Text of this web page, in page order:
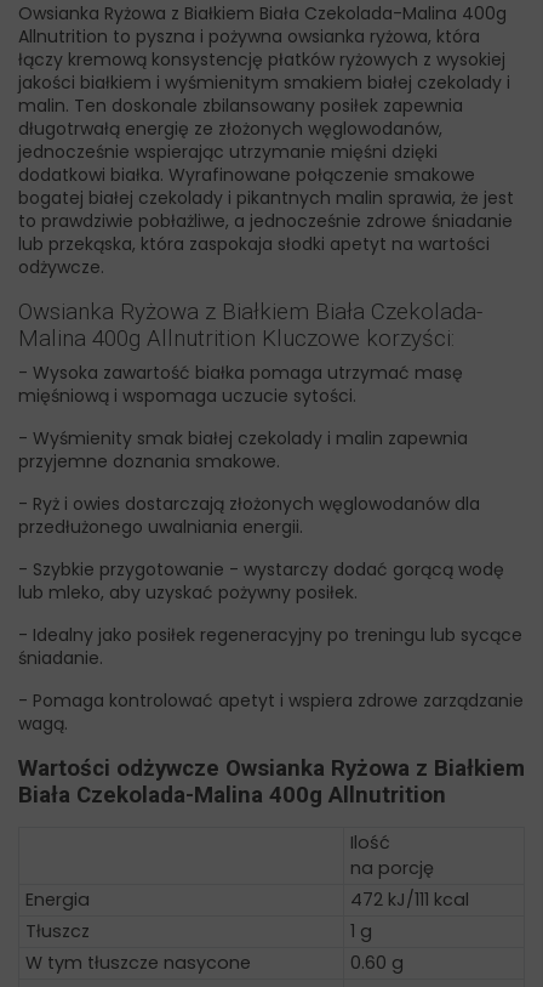
Owsianka Ryżowa z Białkiem Biała Czekolada-Malina 400g
Allnutrition to pyszna i pożywna owsianka ryżowa, która
łączy kremową konsystencję płatków ryżowych z wysokiej
jakości białkiem i wyśmienitym smakiem białej czekolady i
malin. Ten doskonale zbilansowany posiłek zapewnia
długotrwałą energię ze złożonych węglowodanów,
jednocześnie wspierając utrzymanie mięśni dzięki
dodatkowi białka. Wyrafinowane połączenie smakowe
bogatej białej czekolady i pikantnych malin sprawia, że jest
to prawdziwie pobłażliwe, a jednocześnie zdrowe śniadanie
lub przekąska, która zaspokaja słodki apetyt na wartości
odżywcze.
Owsianka Ryżowa z Białkiem Biała Czekolada-
Malina 400g Allnutrition Kluczowe korzyści:
- Wysoka zawartość białka pomaga utrzymać masę
mięśniową i wspomaga uczucie sytości.
- Wyśmienity smak białej czekolady i malin zapewnia
przyjemne doznania smakowe.
- Ryż i owies dostarczają złożonych węglowodanów dla
przedłużonego uwalniania energii.
- Szybkie przygotowanie - wystarczy dodać gorącą wodę
lub mleko, aby uzyskać pożywny posiłek.
- Idealny jako posiłek regeneracyjny po treningu lub sycące
śniadanie.
- Pomaga kontrolować apetyt i wspiera zdrowe zarządzanie
wagą.
Wartości odżywcze Owsianka Ryżowa z Białkiem
Biała Czekolada-Malina 400g Allnutrition
Ilość
na porcję
Energia
472 kJ/111 kcal
Tłuszcz
1 g
W tym tłuszcze nasycone
0.60 g